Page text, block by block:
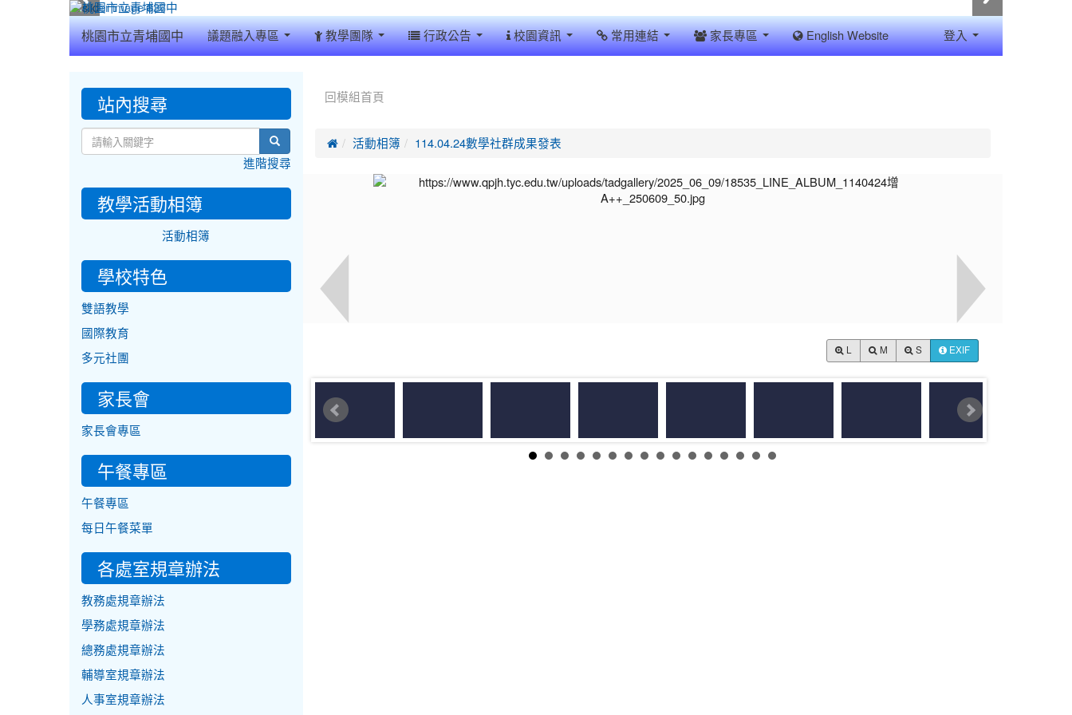
桃園市立青埔國中 議題融入專區 教學團隊 行政公告 校園資訊 常用連結 家長專區 English Website 登入
回模組首頁
 活動相簿 114.04.24數學社群成果發表
M S EXIF
::: 站內搜尋
search
進階搜尋
教學活動相簿
活動相簿
學校特色
雙語教學
國際教育
多元社團
家長會
家長會專區
午餐專區
午餐專區
每日午餐菜單
各處室規章辦法
教務處規章辦法
學務處規章辦法
總務處規章辦法
輔導室規章辦法
人事室規章辦法